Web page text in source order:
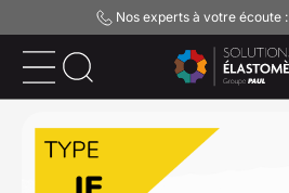
Nos experts à votre écoute :